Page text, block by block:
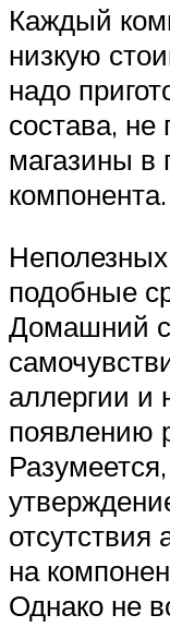
Каждый
низкую
надо
состава, не
магазины в
компонента.
подобные
Домашний
аллергии и
появлению
отсутствия
на
Однако не